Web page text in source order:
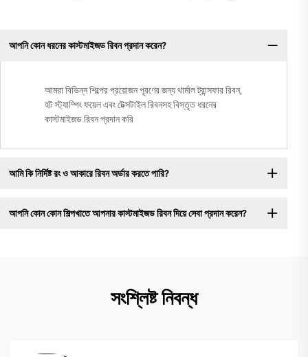
আপনি কোন ধরনের কাস্টমাইজড রিবন প্রদান করেন?
আমরা বিভিন্ন শিল্পের প্রয়োজন পূরণের জন্য থার্মাল ট্রান্সফার রিবন,
হট স্ট্যাম্পিং ফয়েল এবং টেক্সটাইল রিবনসহ বিস্তৃত ধরনের
কাস্টমাইজড রিবন প্রদান করি
আমি কি নির্দিষ্ট রং ও আকারে রিবন অর্ডার করতে পারি?
আপনি কোন কোন শিল্পখাতে আপনার কাস্টমাইজড রিবন দিয়ে সেবা প্রদান করেন?
সংশ্লিষ্ট নিবন্ধ